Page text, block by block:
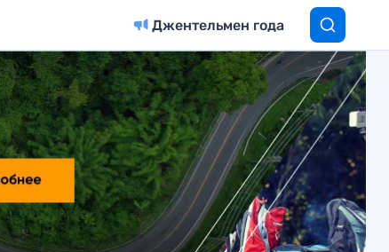
Джентельмен года